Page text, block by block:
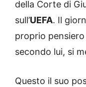
della Corte di
sull’UEFA. Il
proprio
secondo lui, si
Questo il suo